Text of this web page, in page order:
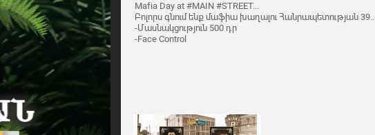
Mafia Day at #MAIN #STREET...
Բոլորս գնում ենք մաֆիա խաղալու Հանրապետության 39..
-Մասնակցություն 500 դր
-Face Control